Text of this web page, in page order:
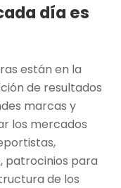
día es
están en la
de resultados
marcas y
los mercados
patrocinios para
de los